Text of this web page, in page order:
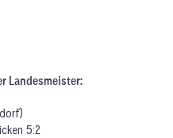
Landesmeister:
5:2